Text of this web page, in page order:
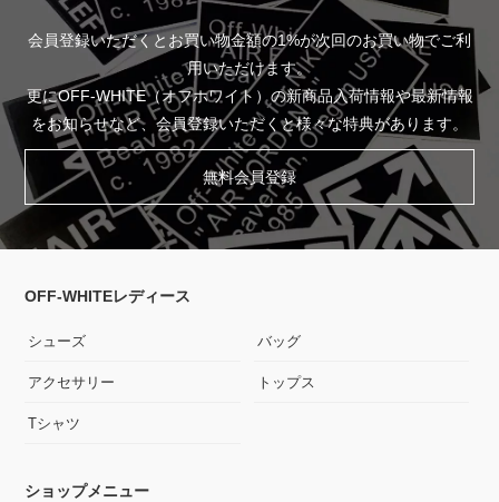
会員登録いただくとお買い物金額の1%が次回のお買い物でご利
用いただけます。
更にOFF-WHITE（オフホワイト）の新商品入荷情報や最新情報
をお知らせなど、会員登録いただくと様々な特典があります。
無料会員登録
OFF-WHITEレディース
シューズ バッグ
アクセサリー トップス
Tシャツ
ショップメニュー